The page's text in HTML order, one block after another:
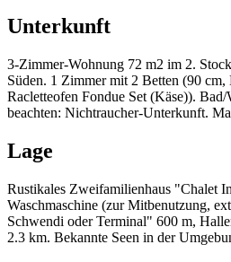
Unterkunft
3-Zimmer-Wohnung 72 m2 im 2.
Süden. 1 Zimmer mit 2 Betten (90
Racletteofen Fondue Set (Käse)).
beachten: Nichtraucher-Unterkunft.
Lage
Rustikales Zweifamilienhaus "Chalet
Waschmaschine (zur Mitbenutzung,
Schwendi oder Terminal" 600 m,
2.3 km. Bekannte Seen in der